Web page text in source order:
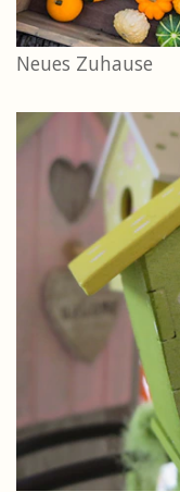
Neues Zuhause